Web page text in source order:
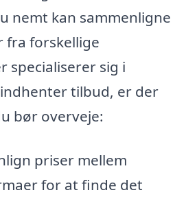
nemt kan sammenligne
fra forskellige
specialiserer sig i
tilbud, er der
bør overveje:
priser mellem
for at finde det